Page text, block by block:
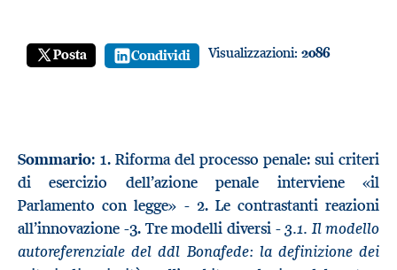
Posta Condividi Visualizzazioni: 2086
Sommario: 1. Riforma del processo penale: sui criteri
di esercizio dell’azione penale interviene «il
Parlamento con legge» - 2. Le contrastanti reazioni
all’innovazione -3. Tre modelli diversi -3.1. Il modello
autoreferenziale del ddl Bonafede: la definizione dei